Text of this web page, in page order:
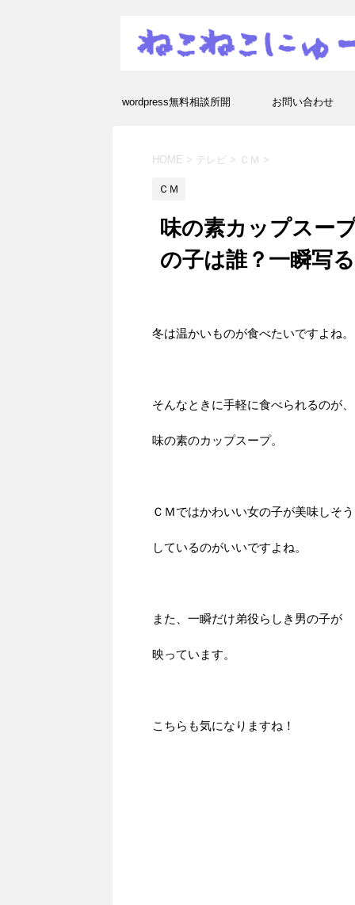
wordpress無料相談所開
ます！
お問い合わせ
HOME > テレビ > ＣＭ >
ＣＭ
味の素カップスー
の子は誰？一瞬写
冬は温かいものが食べたいですよね。
そんなときに手軽に食べられるのが、
味の素のカップスープ。
ＣＭではかわいい女の子が美味しそ
しているのがいいですよね。
また、一瞬だけ弟役らしき男の子が
映っています。
こちらも気になりますね！